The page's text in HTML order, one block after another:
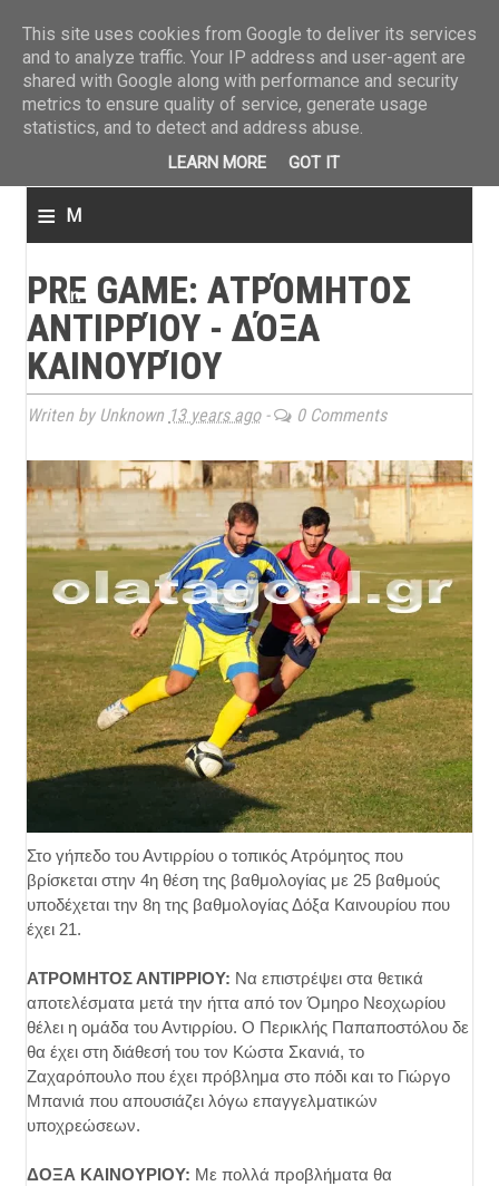
≡ M
n
u
PRE GAME: ΑΤΡΌΜΗΤΟΣ
ΑΝΤΙΡΡΊΟΥ - ΔΌΞΑ
ΚΑΙΝΟΥΡΊΟΥ
Writen by Unknown 13 years ago- 0 Comments
Στο γήπεδο του Αντιρρίου ο τοπικός Ατρόμητος που
βρίσκεται στην 4η θέση της βαθμολογίας με 25 βαθμούς
υποδέχεται την 8η της βαθμολογίας Δόξα Καινουρίου που
έχει 21.
ΑΤΡΟΜΗΤΟΣ ΑΝΤΙΡΡΙΟΥ: Να επιστρέψει στα θετικά
αποτελέσματα μετά την ήττα από τον Όμηρο Νεοχωρίου
θέλει η ομάδα του Αντιρρίου. Ο Περικλής Παπαποστόλου δε
θα έχει στη διάθεσή του τον Κώστα Σκανιά, το
Ζαχαρόπουλο που έχει πρόβλημα στο πόδι και το Γιώργο
Μπανιά που απουσιάζει λόγω επαγγελματικών
υποχρεώσεων.
ΔΟΞΑ ΚΑΙΝΟΥΡΙΟΥ: Με πολλά προβλήματα θα
This site uses cookies from Google to deliver its services
and to analyze traffic. Your IP address and user-agent are
shared with Google along with performance and security
metrics to ensure quality of service, generate usage
statistics, and to detect and address abuse.
LEARN MORE GOT IT